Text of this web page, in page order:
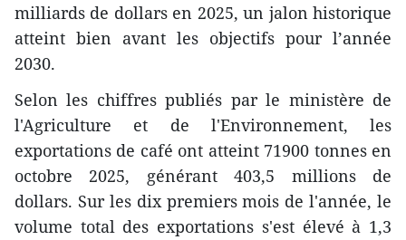
milliards de dollars en 2025, un jalon historique
atteint bien avant les objectifs pour l’année
2030.
Selon les chiffres publiés par le ministère de
l'Agriculture et de l'Environnement, les
exportations de café ont atteint 71900 tonnes en
octobre 2025, générant 403,5 millions de
dollars. Sur les dix premiers mois de l'année, le
volume total des exportations s'est élevé à 1,3